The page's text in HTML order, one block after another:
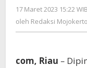
17 Maret 2023 15:22 WIB
oleh Redaksi Mojokerto
com, Riau –